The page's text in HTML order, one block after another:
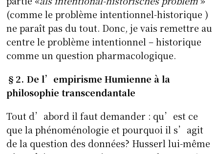
(comme le problème intentionnel-historique )
ne paraît pas du tout. Donc, je vais remettre au
centre le problème intentionnel – historique
comme un question pharmacologique.
§2. De l’empirisme Humienne à la
philosophie transcendantale
Tout d’abord il faut demander : qu’est ce
que la phénoménologie et pourquoi il s’agit
de la question des données? Husserl lui-même